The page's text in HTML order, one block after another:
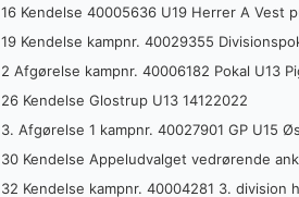
16 Kendelse 40005636 U19 Herrer A Vest
19 Kendelse kampnr. 40029355
2 Afgørelse kampnr. 40006182 Pokal U13
26 Kendelse Glostrup U13 14122022
3. Afgørelse 1 kampnr. 40027901 GP U15
30 Kendelse Appeludvalget vedrørende
32 Kendelse kampnr. 40004281 3. division